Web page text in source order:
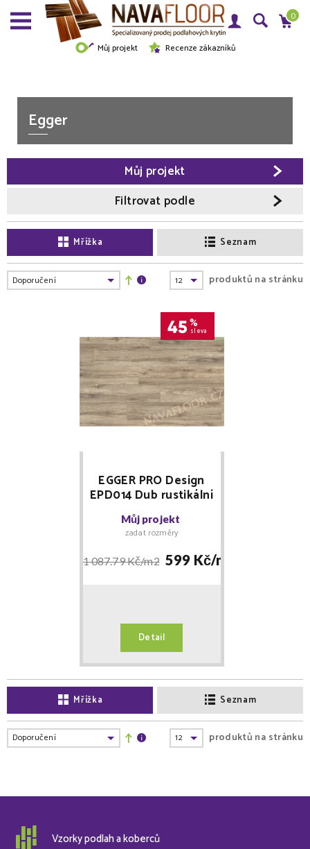
Můj projekt Recenze zákazníků
0
Egger
Filtrovat podle
Můj projekt
Mřížka Seznam
produktů na stránku
45 %
sleva
EGGER PRO Design
EPD014 Dub rustikální
šedý DOPRODEJ
Můj projekt
zadat rozměry
1 087.79 Kč/m2 599 Kč/m2
Detail
Mřížka Seznam
produktů na stránku
Vzorky podlah a koberců